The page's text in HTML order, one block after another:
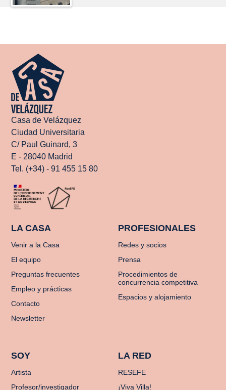
Casa de Velázquez
Ciudad Universitaria
C/ Paul Guinard, 3
E - 28040 Madrid
Tel. (+34) - 91 455 15 80
LA CASA
Venir a la Casa
El equipo
Preguntas frecuentes
Empleo y prácticas
Contacto
Newsletter
PROFESIONALES
Redes y socios
Prensa
Procedimientos de
concurrencia competitiva
Espacios y alojamiento
SOY
Artista
Profesor/investigador
LA RED
RESEFE
¡Viva Villa!